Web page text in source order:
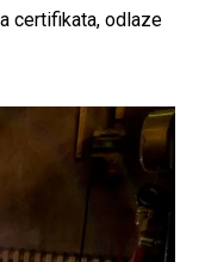
certifikata, odlaze